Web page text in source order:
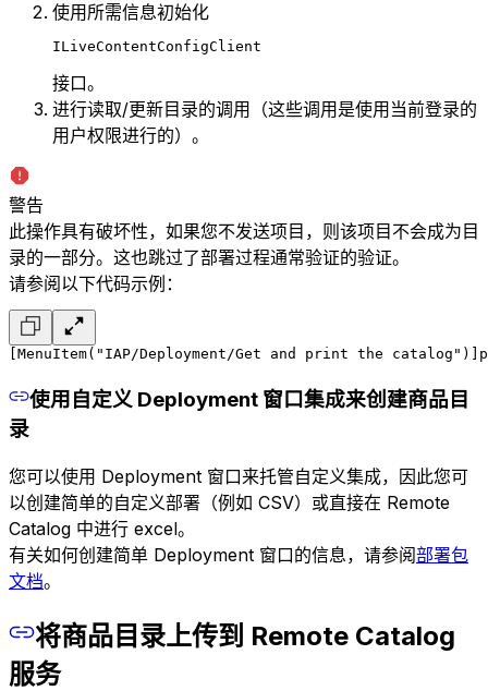
使用所需信息初始化
ILiveContentConfigClient
接口。
进行读取/更新目录的调用（这些调用是使用当前登录的
用户权限进行的）。
警告
此操作具有破坏性，如果您不发送项目，则该项目不会成为目
录的一部分。这也跳过了部署过程通常验证的验证。
请参阅以下代码示例：
[MenuItem("IAP/Deployment/Get and print the catalog")]
使用自定义 Deployment 窗口集成来创建商品目
录
您可以使用 Deployment 窗口来托管自定义集成，因此您可
以创建简单的自定义部署（例如 CSV）或直接在 Remote
Catalog 中进行 excel。
有关如何创建简单 Deployment 窗口的信息，请参阅部署包
文档。
将商品目录上传到 Remote Catalog
服务